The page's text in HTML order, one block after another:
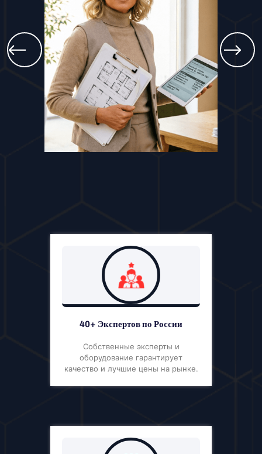
40+ Экспертов по России
Собственные эксперты и
оборудование гарантирует
качество и лучшие цены на рынке.